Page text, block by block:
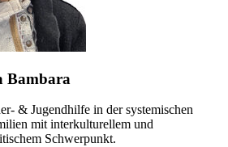
Bambara
& Jugendhilfe in der systemischen
mit interkulturellem und
Schwerpunkt.